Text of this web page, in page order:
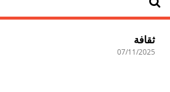
ثقافة
07/11/2025